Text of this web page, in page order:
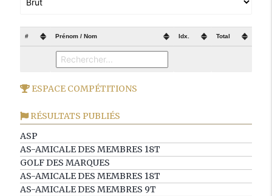
# Prénom / Nom Idx. Total
ESPACE COMPÉTITIONS
RÉSULTATS PUBLIÉS
ASP
AS-AMICALE DES MEMBRES 18T
GOLF DES MARQUES
AS-AMICALE DES MEMBRES 18T
AS-AMICALE DES MEMBRES 9T